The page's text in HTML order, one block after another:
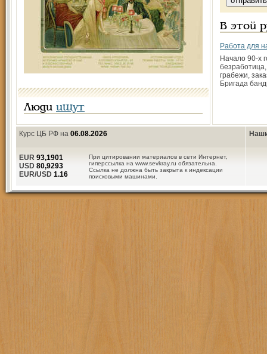
Люди ищут
В этой
Работа для
Начало 90-х
грабежи,
Бригада
Курс ЦБ РФ на 06.08.2026
При цитировании материалов в сети Интернет,
гиперссылка на www.sevkray.ru обязательна.
Ссылка не должна быть закрыта к индексации
поисковыми машинами.
EUR 93,1901
USD 80,9293
EUR/USD 1.16